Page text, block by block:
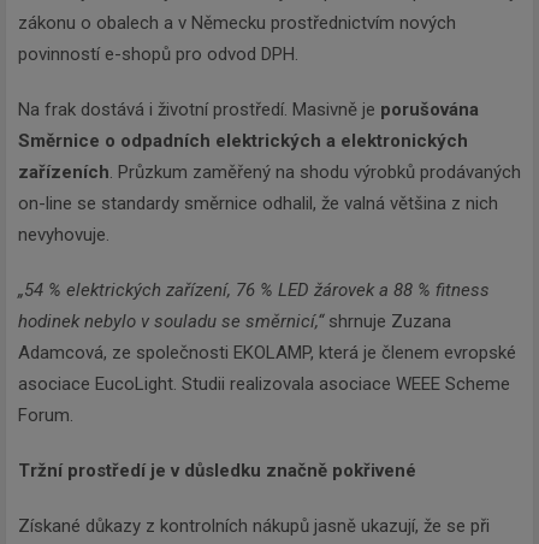
zákonu o obalech a v Německu prostřednictvím nových
povinností e-shopů pro odvod DPH.
Na frak dostává i životní prostředí. Masivně je porušována
Směrnice o odpadních elektrických a elektronických
zařízeních. Průzkum zaměřený na shodu výrobků prodávaných
on-line se standardy směrnice odhalil, že valná většina z nich
nevyhovuje.
„54 % elektrických zařízení, 76 % LED žárovek a 88 % fitness
hodinek nebylo v souladu se směrnicí,“shrnuje Zuzana
Adamcová, ze společnosti EKOLAMP, která je členem evropské
asociace EucoLight. Studii realizovala asociace WEEE Scheme
Forum.
Tržní prostředí je v důsledku značně pokřivené
Získané důkazy z kontrolních nákupů jasně ukazují, že se při